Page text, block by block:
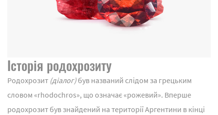
Історія родохрозиту
Родохрозит (діалог) був названий слідом за грецьким
словом «rhodochros», що означає «рожевий». Вперше
родохрозит був знайдений на території Аргентини в кінці